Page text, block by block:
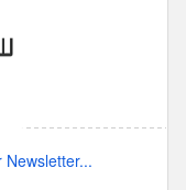
Newsletter...